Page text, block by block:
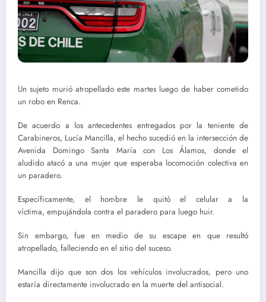
Un sujeto murió atropellado este martes luego de haber cometido
un robo en Renca.
De acuerdo a los antecedentes entregados por la teniente de
Carabineros, Lucía Mancilla, el hecho sucedió en la intersección de
Avenida Domingo Santa María con Los Álamos, donde el
aludido atacó a una mujer que esperaba locomoción colectiva en
un paradero.
Específicamente, el hombre le quitó el celular a la
víctima, empujándola contra el paradero para luego huir.
Sin embargo, fue en medio de su escape en que resultó
atropellado, falleciendo en el sitio del suceso.
Mancilla dijo que son dos los vehículos involucrados, pero uno
estaría directamente involucrado en la muerte del antisocial.